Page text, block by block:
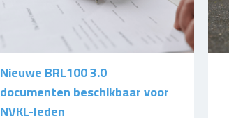
Nieuwe BRL100 3.0
documenten beschikbaar voor
NVKL-leden